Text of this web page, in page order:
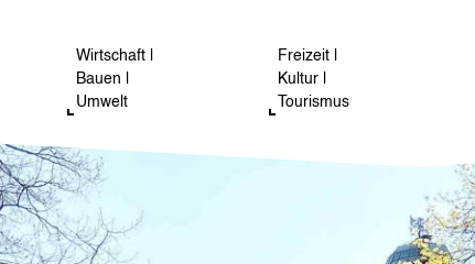
Wirtschaft |
Bauen |
Umwelt
Freizeit |
Kultur |
Tourismus